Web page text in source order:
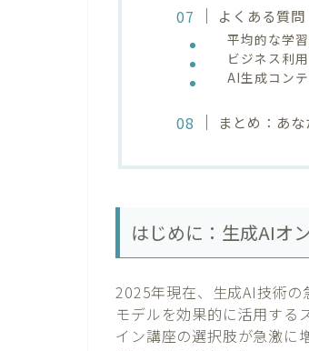
よくある質
平均的な学
ビジネス利
AI生成コン
まとめ：あ
はじめに：生成AIオ
2025年現在、生成AI技術
モデルを効果的に活用する
イン講座の選択肢が急激に